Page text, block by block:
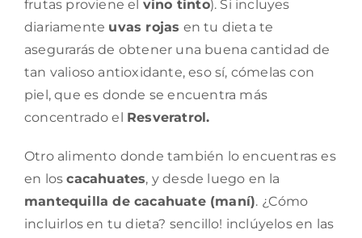
frutas proviene el vino tinto). Si incluyes
diariamente uvas rojas en tu dieta te
asegurarás de obtener una buena cantidad de
tan valioso antioxidante, eso sí, cómelas con
piel, que es donde se encuentra más
concentrado el Resveratrol.
Otro alimento donde también lo encuentras es
en loscacahuates, y desde luego en la
mantequilla de cacahuate (maní). ¿Cómo
incluirlos en tu dieta? sencillo! inclúyelos en las